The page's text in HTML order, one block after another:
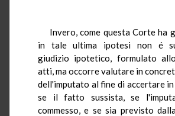
Invero, come questa Corte ha
in tale ultima ipotesi non é
giudizio ipotetico, formulato
atti, ma occorre valutare in
dell'imputato al fine di accertare
se il fatto sussista, se
commesso, e se sia previsto